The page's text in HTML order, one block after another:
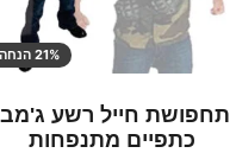
21% הנחה
תחפושת חייל רשע
כתפיים מתנפחות